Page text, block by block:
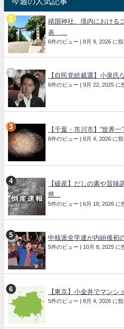
靖国神社、境内における
表 ...
6件のビュー | 8月 9, 2026 に
【自民党総裁選】小泉氏
6件のビュー | 9月 22, 2025 に
【千葉・市川市】“世界
6件のビュー | 8月 4, 2026 に
【破産】だしの素や旨味
県...
5件のビュー | 6月 18, 2026 に
中核派全学連が内紛後初
5件のビュー | 10月 8, 2025 に
【東京】小金井でマン
5件のビュー | 8月 4, 2026 に